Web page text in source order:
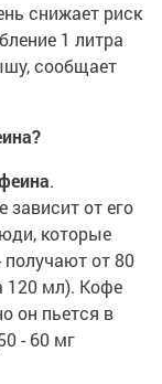
снижает риск
1 литра
сообщает
.
зависит от его
которые
получают от 80
120 мл). Кофе
он пьется в
- 60 мг